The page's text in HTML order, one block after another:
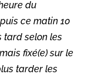
du
ce matin 10
tard selon les
fixé(e) sur le
tarder les